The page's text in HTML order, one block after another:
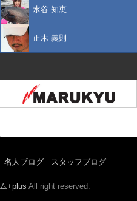
水谷 知恵
正木 義則
名人ブログ スタッフブログ
+plus All right reserved.